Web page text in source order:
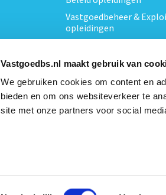
Vastgoedbs.nl maakt gebruik van
We gebruiken cookies om content en
bieden en om ons websiteverkeer te
site met onze partners voor social
Toestemmingsselectie
Vastgoedbeheer &
opleidingen
Projectontwikkeling &
Techniek, Onderhoud &
Opleidingen
Verduurzaming en